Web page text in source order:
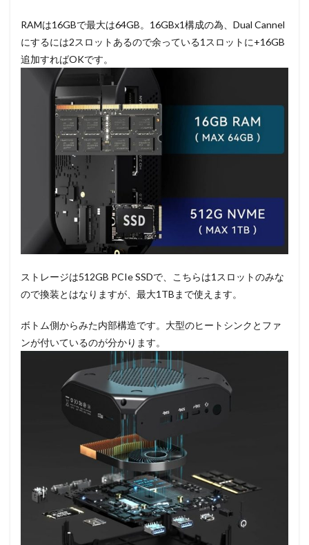
RAMは16GBで最大は64GB。16GBx1構成の為、Dual Cannel
にするには2スロットあるので余っている1スロットに+16GB
追加すればOKです。
ストレージは512GB PCIe SSDで、こちらは1スロットのみな
ので換装とはなりますが、最大1TBまで使えます。
ボトム側からみた内部構造です。大型のヒートシンクとファ
ンが付いているのが分かります。